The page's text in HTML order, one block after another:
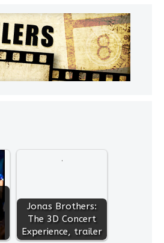
Jonas Brothers:
The 3D Concert
Experience, trailer